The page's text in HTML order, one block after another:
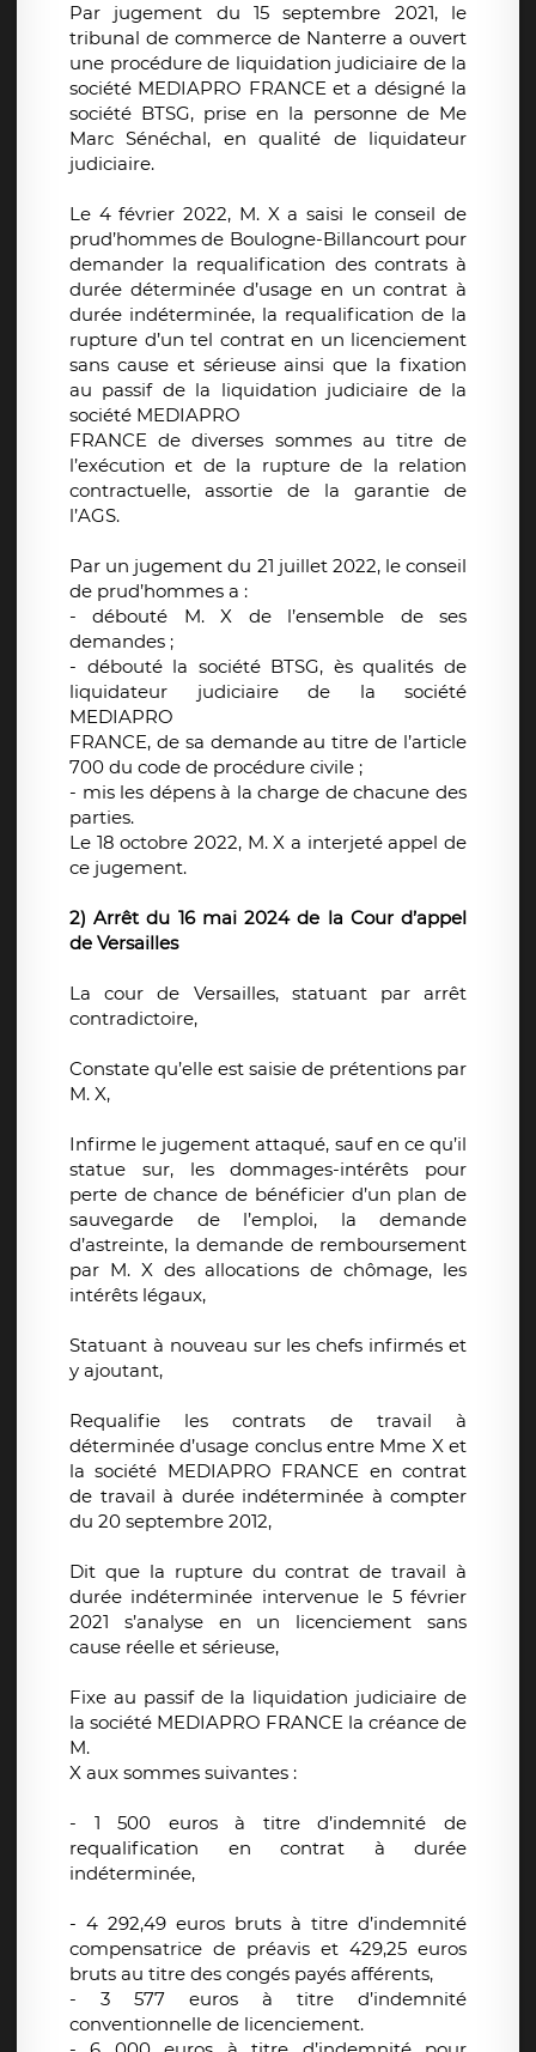
Par jugement du 15 septembre 2021, le
tribunal de commerce de Nanterre a ouvert
une procédure de liquidation judiciaire de la
société MEDIAPRO FRANCE et a désigné la
société BTSG, prise en la personne de Me
Marc Sénéchal, en qualité de liquidateur
judiciaire.
Le 4 février 2022, M. X a saisi le conseil de
prud’hommes de Boulogne-Billancourt pour
demander la requalification des contrats à
durée déterminée d’usage en un contrat à
durée indéterminée, la requalification de la
rupture d’un tel contrat en un licenciement
sans cause et sérieuse ainsi que la fixation
au passif de la liquidation judiciaire de la
société MEDIAPRO
FRANCE de diverses sommes au titre de
l’exécution et de la rupture de la relation
contractuelle, assortie de la garantie de
l’AGS.
Par un jugement du 21 juillet 2022, le conseil
de prud’hommes a :
- débouté M. X de l’ensemble de ses
demandes ;
- débouté la société BTSG, ès qualités de
liquidateur judiciaire de la société
MEDIAPRO
FRANCE, de sa demande au titre de l’article
700 du code de procédure civile ;
- mis les dépens à la charge de chacune des
parties.
Le 18 octobre 2022, M. X a interjeté appel de
ce jugement.
2) Arrêt du 16 mai 2024 de la Cour d’appel
de Versailles
La cour de Versailles, statuant par arrêt
contradictoire,
Constate qu’elle est saisie de prétentions par
M. X,
Infirme le jugement attaqué, sauf en ce qu’il
statue sur, les dommages-intérêts pour
perte de chance de bénéficier d’un plan de
sauvegarde de l’emploi, la demande
d’astreinte, la demande de remboursement
par M. X des allocations de chômage, les
intérêts légaux,
Statuant à nouveau sur les chefs infirmés et
y ajoutant,
Requalifie les contrats de travail à
déterminée d’usage conclus entre Mme X et
la société MEDIAPRO FRANCE en contrat
de travail à durée indéterminée à compter
du 20 septembre 2012,
Dit que la rupture du contrat de travail à
durée indéterminée intervenue le 5 février
2021 s’analyse en un licenciement sans
cause réelle et sérieuse,
Fixe au passif de la liquidation judiciaire de
la société MEDIAPRO FRANCE la créance de
M.
X aux sommes suivantes :
- 1 500 euros à titre d’indemnité de
requalification en contrat à durée
indéterminée,
- 4 292,49 euros bruts à titre d’indemnité
compensatrice de préavis et 429,25 euros
bruts au titre des congés payés afférents,
- 3 577 euros à titre d’indemnité
conventionnelle de licenciement.